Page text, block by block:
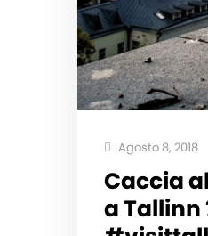
Agosto 8, 2018
Caccia
a Tallinn